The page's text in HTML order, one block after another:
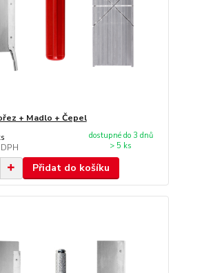
+ Madlo + Čepel
dostupné do 3 dnů
> 5 ks
Přidat do košíku